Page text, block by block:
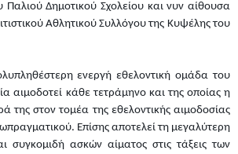
Δημοτικού Σχολείου και νυν αίθουσα
Αθλητικού Συλλόγου της Κυψέλης του
ενεργή εθελοντική ομάδα του
αιμοδοτεί κάθε τετράμηνο και της οποίας η
της στον τομέα της εθελοντικής αιμοδοσίας
Επίσης αποτελεί τη μεγαλύτερη
συγκομιδή ασκών αίματος στις τάξεις των